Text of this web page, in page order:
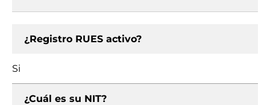
¿Registro RUES activo?
Si
¿Cuál es su NIT?